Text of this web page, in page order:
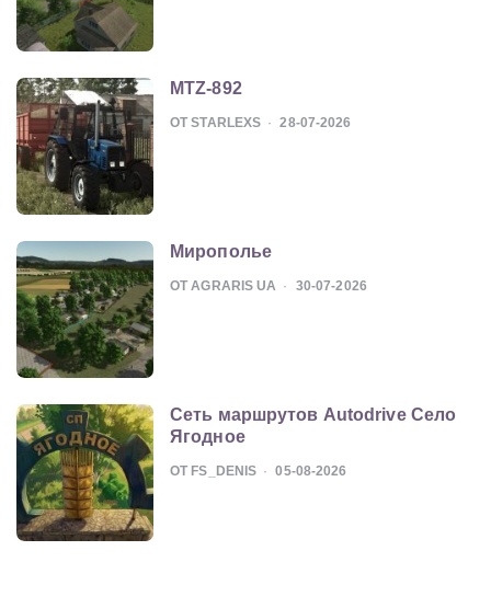
MTZ-892
ОТ STARLEXS 28-07-2026
Мирополье
ОТ AGRARIS UA 30-07-2026
Сеть маршрутов Autodrive Село
Ягодное
ОТ FS_DENIS 05-08-2026